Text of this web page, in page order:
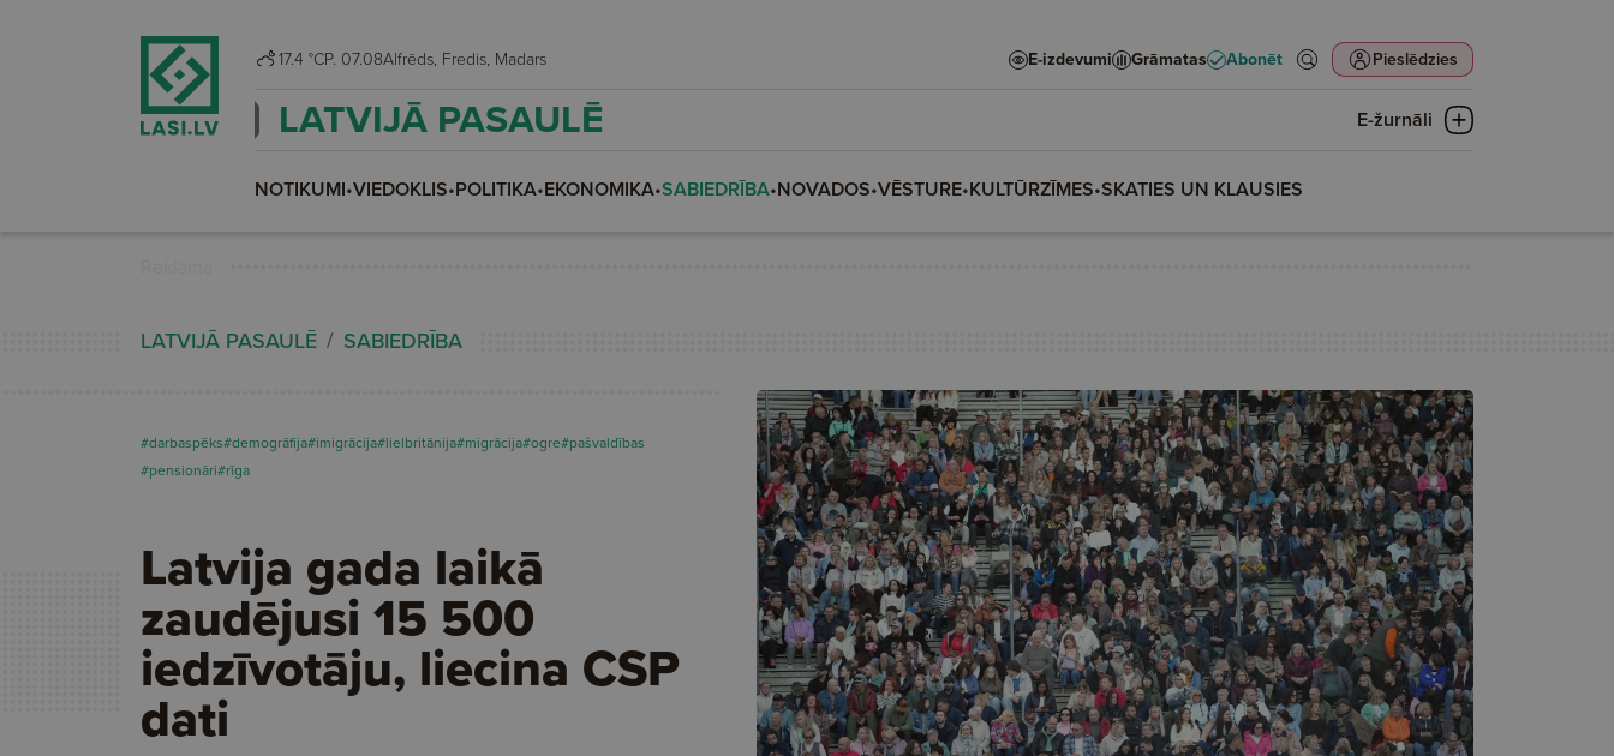
17.4 °CP. 07.08 Alfrēds, Fredis, Madars E-izdevumi Grāmatas Abonēt Pieslēdzies
LATVIJĀ PASAULĒ E-žurnāli
NOTIKUMI•VIEDOKLIS•POLITIKA•EKONOMIKA•SABIEDRĪBA•NOVADOS•VĒSTURE•KULTŪRZĪMES•SKATIES UN KLAUSIES
LATVIJĀ PASAULĒ SABIEDRĪBA
#darbaspēks#demogrāfija#imigrācija#lielbritānija#migrācija#ogre#pašvaldības
#pensionāri#rīga
Latvija gada laikā
zaudējusi 15 500
iedzīvotāju, liecina CSP
dati